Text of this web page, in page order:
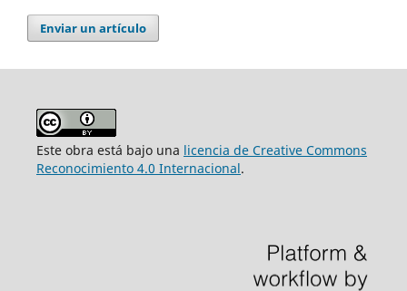
Enviar un artículo
Este obra está bajo una licencia de Creative Commons
Reconocimiento 4.0 Internacional.